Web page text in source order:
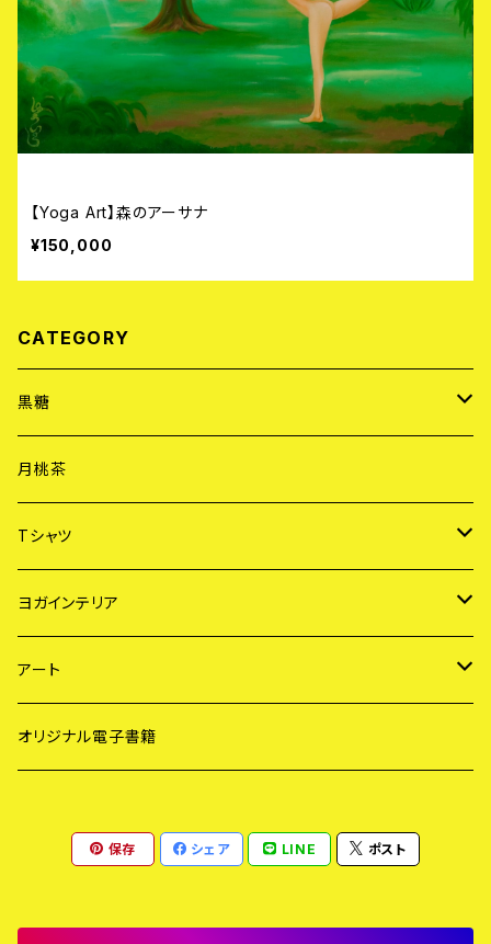
【Yoga Art】森のアーサナ
¥150,000
CATEGORY
黒糖
黒糖「雫」
黒糖「ゆめのたね」
月桃茶
Tシャツ
ヨガ Tシャツ
サーフ Tシャツ
ヨガインテリア
サンキャッチャー
ガラス工芸
アート
サーフ・アート
オリジナル電子書籍
保存 シェア LINE ポスト